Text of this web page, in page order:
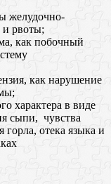
желудочно-
и рвоты;
как побочный
как нарушение
характера в виде
сыпи, чувства
отека языка и